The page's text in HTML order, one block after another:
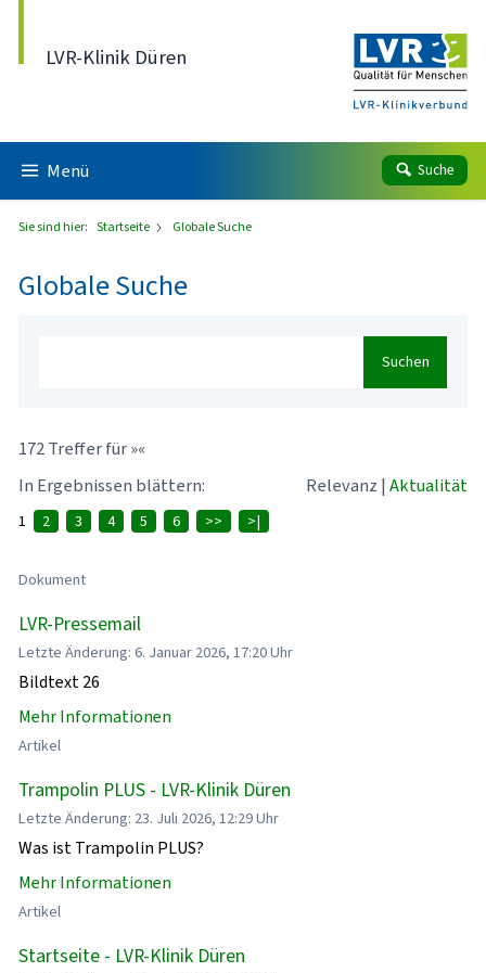
LVR-Klinik Düren
Menü Suche
Sie sind hier: Startseite Globale Suche
Globale Suche
Suchen
172 Treffer für »«
In Ergebnissen blättern:
Relevanz | Aktualität
1 2 3 4 5 6 >> >|
Dokument
LVR-Pressemail
Letzte Änderung: 6. Januar 2026, 17:20 Uhr
Bildtext 26
Mehr Informationen
Artikel
Trampolin PLUS - LVR-Klinik Düren
Letzte Änderung: 23. Juli 2026, 12:29 Uhr
Was ist Trampolin PLUS?
Mehr Informationen
Artikel
Startseite - LVR-Klinik Düren